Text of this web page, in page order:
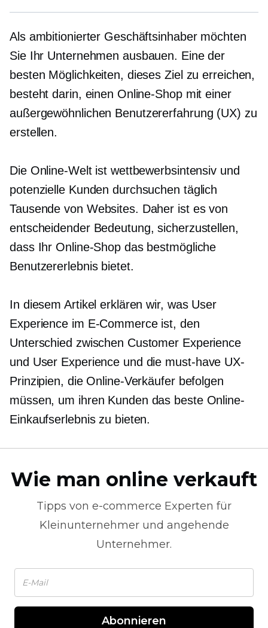
Als ambitionierter Geschäftsinhaber möchten
Sie Ihr Unternehmen ausbauen. Eine der
besten Möglichkeiten, dieses Ziel zu erreichen,
besteht darin, einen Online-Shop mit einer
außergewöhnlichen Benutzererfahrung (UX) zu
erstellen.
Die Online-Welt ist wettbewerbsintensiv und
potenzielle Kunden durchsuchen täglich
Tausende von Websites. Daher ist es von
entscheidender Bedeutung, sicherzustellen,
dass Ihr Online-Shop das bestmögliche
Benutzererlebnis bietet.
In diesem Artikel erklären wir, was User
Experience im E-Commerce ist, den
Unterschied zwischen Customer Experience
und User Experience und die must-have UX-
Prinzipien, die Online-Verkäufer befolgen
müssen, um ihren Kunden das beste Online-
Einkaufserlebnis zu bieten.
Wie man online verkauft
Tipps von e-commerce Experten für
Kleinunternehmer und angehende
Unternehmer.
Abonnieren